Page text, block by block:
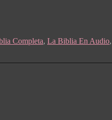
Completa, La Biblia En Audio,